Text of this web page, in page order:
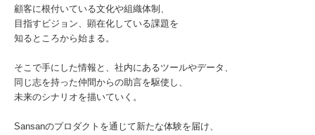
顧客に根付いている文化や組織体制、
目指すビジョン、顕在化している課題を
知るところから始まる。
そこで手にした情報と、社内にあるツールやデータ、
同じ志を持った仲間からの助言を駆使し、
未来のシナリオを描いていく。
Sansanのプロダクトを通じて新たな体験を届け、